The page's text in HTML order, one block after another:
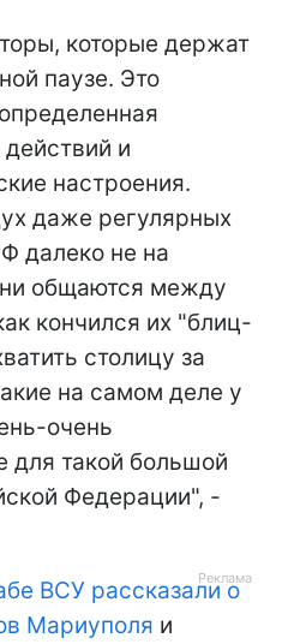
которые держат
паузе. Это
и
настроения.
даже регулярных
далеко не на
общаются между
кончился их "блиц-
столицу за
на самом деле у
очень
для такой большой
Федерации", -
ВСУ рассказали о
Мариуполя и